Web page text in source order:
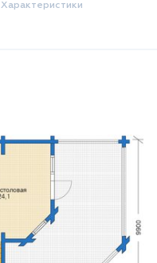
Характеристики